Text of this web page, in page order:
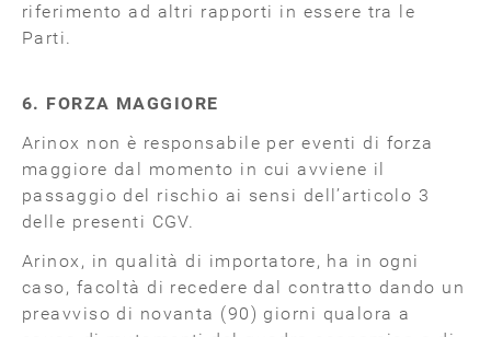
riferimento ad altri rapporti in essere tra le
Parti.
6. FORZA MAGGIORE
Arinox non è responsabile per eventi di forza
maggiore dal momento in cui avviene il
passaggio del rischio ai sensi dell’articolo 3
delle presenti CGV.
Arinox, in qualità di importatore, ha in ogni
caso, facoltà di recedere dal contratto dando un
preavviso di novanta (90) giorni qualora a